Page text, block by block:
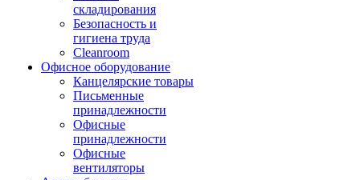
складирования
Безопасность и
гигиена труда
Cleanroom
Офисное оборудование
Канцелярские товары
Письменные
принадлежности
Офисные
принадлежности
Офисные
вентиляторы